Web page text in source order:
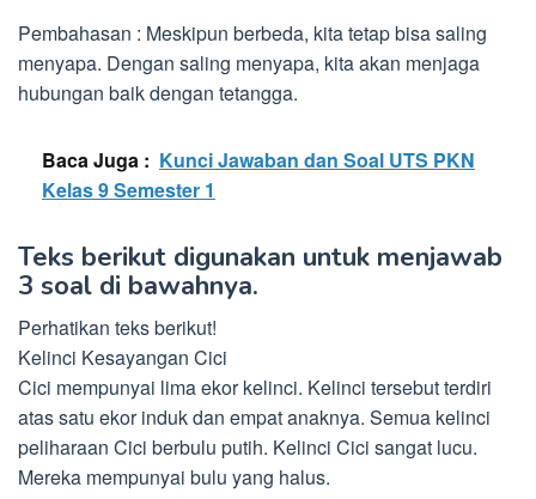
Pembahasan : Meskipun berbeda, kita tetap bisa saling
menyapa. Dengan saling menyapa, kita akan menjaga
hubungan baik dengan tetangga.
Baca Juga : Kunci Jawaban dan Soal UTS PKN
Kelas 9 Semester 1
Teks berikut digunakan untuk menjawab
3 soal di bawahnya.
Perhatikan teks berikut!
Kelinci Kesayangan Cici
Cici mempunyai lima ekor kelinci. Kelinci tersebut terdiri
atas satu ekor induk dan empat anaknya. Semua kelinci
peliharaan Cici berbulu putih. Kelinci Cici sangat lucu.
Mereka mempunyai bulu yang halus.